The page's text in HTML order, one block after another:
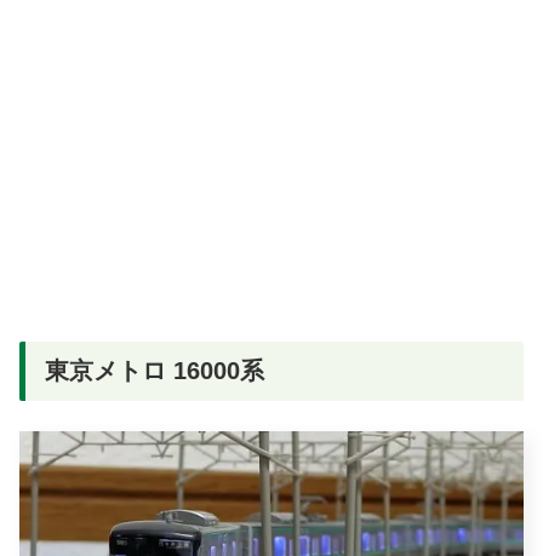
東京メトロ 16000系